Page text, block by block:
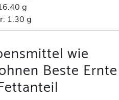
g
1.30 g
wie
Beste Ernte